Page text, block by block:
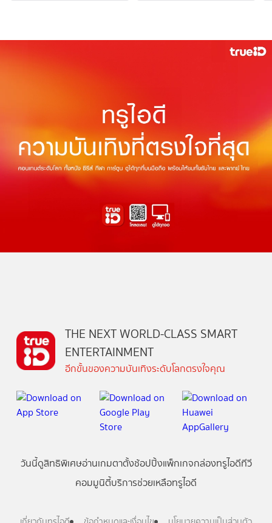
THE NEXT WORLD-CLASS SMART
ENTERTAINMENT
อีกขั้นของความบันเทิงระดับโลกตรงใจคุณ
วันนี้ดูสิทธิพิเศษอ่านเกมตาตั้งช้อปปิ้งแพ็กเกจกล่องทรูไอดีทีวี
คอมมูนิตี้บริการช่วยเหลือทรูไอดี